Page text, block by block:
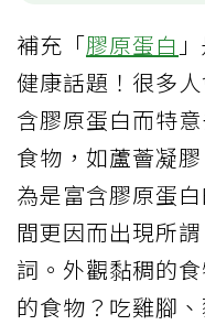
補充「膠原蛋白
健康話題！很多
含膠原蛋白而特
食物，如蘆薈凝
為是富含膠原蛋
間更因而出現所
詞。外觀黏稠的
的食物？吃雞腳